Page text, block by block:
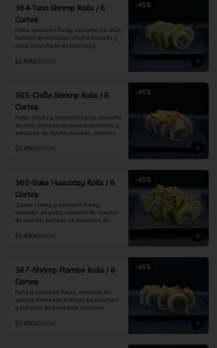
-45%
364-Tuna Shrimp Rolls / 8
Cortes
Palta, camarón furay, envuelto en atún,
bañado en emulsion chicha morada y
salsa acevichada de huacatay
$5.490$9.990
-45%
365-Chifle Shrimp Rolls / 8
Cortes
Palta, criolla y camarón furay, envuelto
en atún, bañado en salsa acevichada y
emulsión de chicha morada, cubierto
$5.490$9.990
-45%
366-Sake Huacatay Rolls / 8
Cortes
Queso crema y camarón furay,
envuelto en palta, cubierto de ceviche
de salmón, bañado en emulsion de
$5.490$9.990
-45%
367-Shrimp Flambe Rolls / 8
Cortes
Palta y camarón furay, envuelto en
salmón flameado,bañado en salsa tari
y cubierto de kanikama crocante
$5.490$9.990